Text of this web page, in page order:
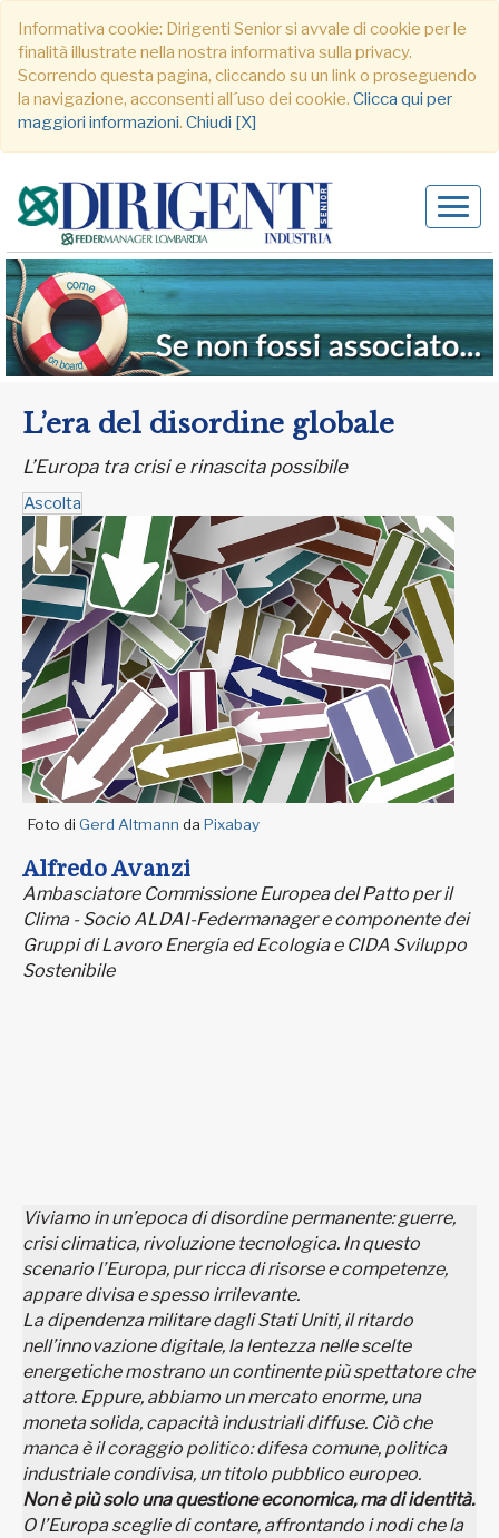
Informativa cookie: Dirigenti Senior si avvale di cookie per le
finalità illustrate nella nostra informativa sulla privacy.
Scorrendo questa pagina, cliccando su un link o proseguendo
la navigazione, acconsenti all´uso dei cookie. Clicca qui per
maggiori informazioni. Chiudi [X]
L’era del disordine globale
L’Europa tra crisi e rinascita possibile
Ascolta
Foto di Gerd Altmann da Pixabay
Alfredo Avanzi
Ambasciatore Commissione Europea del Patto per il
Clima - Socio ALDAI-Federmanager e componente dei
Gruppi di Lavoro Energia ed Ecologia e CIDA Sviluppo
Sostenibile
Viviamo in un’epoca di disordine permanente: guerre,
crisi climatica, rivoluzione tecnologica. In questo
scenario l’Europa, pur ricca di risorse e competenze,
appare divisa e spesso irrilevante.
La dipendenza militare dagli Stati Uniti, il ritardo
nell’innovazione digitale, la lentezza nelle scelte
energetiche mostrano un continente più spettatore che
attore. Eppure, abbiamo un mercato enorme, una
moneta solida, capacità industriali diffuse. Ciò che
manca è il coraggio politico: difesa comune, politica
industriale condivisa, un titolo pubblico europeo.
Non è più solo una questione economica, ma di identità.
O l’Europa sceglie di contare, affrontando i nodi che la